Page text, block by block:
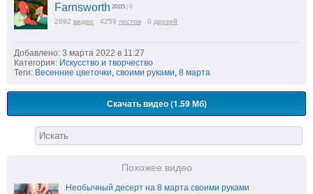
Farnsworth 20115 | 0
2682 видео 4259 постов 0 друзей
Добавлено: 3 марта 2022 в 11:27
Категория: Искусство и творчество
Теги: Весенние цветочки своими руками 8 марта
Скачать видео (1.59 Мб)
Похожее видео
Необычный десерт на 8 марта своими руками